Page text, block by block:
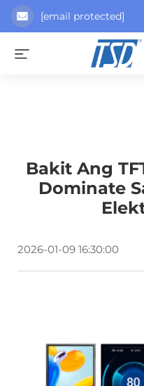
[email protected]
Bakit Ang
Dominate
2026-01-09 16:30:00